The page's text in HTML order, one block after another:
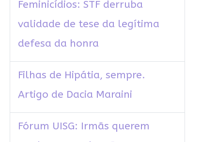
Feminicídios: STF derruba
validade de tese da legítima
defesa da honra
Filhas de Hipátia, sempre.
Artigo de Dacia Maraini
Fórum UISG: Irmãs querem